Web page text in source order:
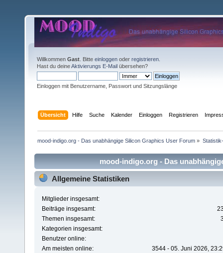
Willkommen Gast . Bitte einloggen oder registrieren
Hast du deineAktivierungs E-Mail übersehen?
Einloggen mit Benutzername, Passwort und Sitzungslänge
Übersicht Hilfe Suche Kalender Einloggen Registrieren
mood-indigo.org - Das unabhängige Silicon Graphics User Forum »
mood-indigo.org - Das
Allgemeine Statistiken
Mitglieder insgesamt:
Beiträge insgesamt:
Themen insgesamt:
Kategorien insgesamt:
Benutzer online:
Am meisten online:
3544 - 05. Juni 2026,